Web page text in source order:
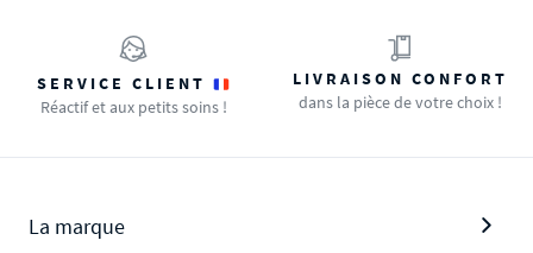
SERVICE CLIENT
Réactif et aux petits soins !
LIVRAISON CONFORT
dans la pièce de votre choix !
La marque